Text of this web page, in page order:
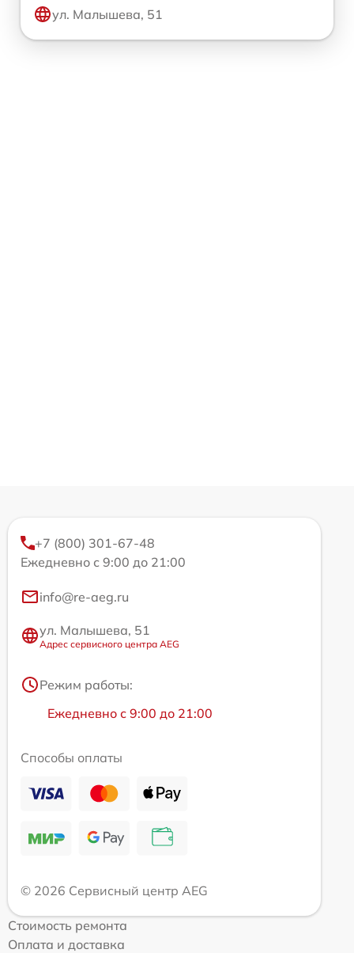
ул. Малышева, 51
+7 (800) 301-67-48
Ежедневно с 9:00 до 21:00
info@re-aeg.ru
ул. Малышева, 51
Адрес сервисного центра AEG
Режим работы:
Ежедневно с 9:00 до 21:00
Способы оплаты
© 2026 Сервисный центр AEG
Стоимость ремонта
Оплата и доставка